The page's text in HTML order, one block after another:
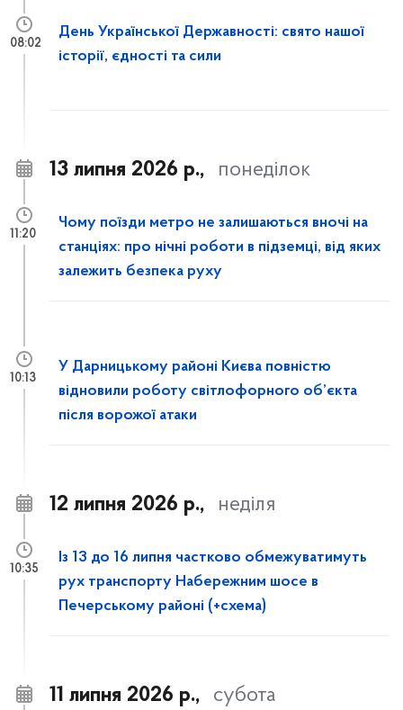
День Української Державності: свято нашої
історії, єдності та сили
08:02
13 липня 2026 р., понеділок
Чому поїзди метро не залишаються вночі на
станціях: про нічні роботи в підземці, від яких
залежить безпека руху
11:20
У Дарницькому районі Києва повністю
відновили роботу світлофорного об’єкта
після ворожої атаки
10:13
12 липня 2026 р., неділя
Із 13 до 16 липня частково обмежуватимуть
рух транспорту Набережним шосе в
Печерському районі (+схема)
10:35
11 липня 2026 р., субота